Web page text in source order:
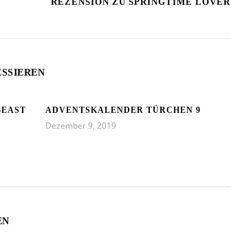
ADVENTSKALENDER TÜRCHEN 9
Dezember 9, 2019